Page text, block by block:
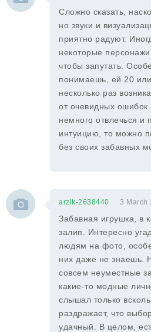
Сложно сказать,
но звуки и
приятно радуют.
некоторые
чтобы запутать.
понимаешь, ей 20
несколько раз
от очевидных
немного отвлечься и
интуицию, то можно
без своих забавных
arzik-2638440 3 March
Забавная игрушка, в
залип. Интересно
людям на фото,
них даже не знаешь.
совсем неуместные
какие-то модные
слышал только
раздражает, что
удачный. В целом,